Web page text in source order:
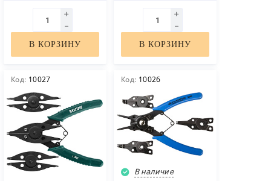
В КОРЗИНУ В КОРЗИНУ
Код: 10027 Код: 10026
В наличие